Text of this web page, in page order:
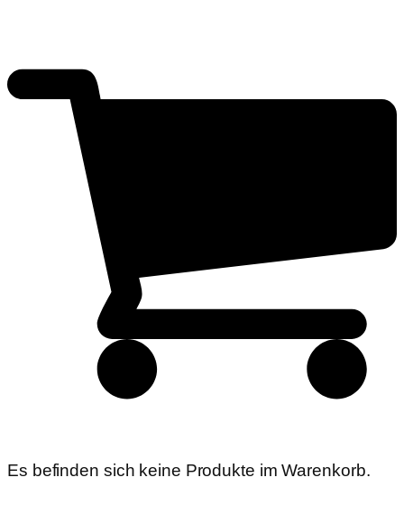
Es befinden sich keine Produkte im Warenkorb.